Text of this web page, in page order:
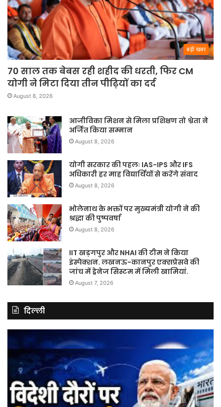
बड़ी खबर
70 साल तक बेबस रही शहीद की धरती, फिर CM
योगी ने मिटा दिया तीन पीढ़ियों का दर्द
August 8, 2026
आजीविका मिशन से मिला प्रशिक्षण तो श्वेता ने
अर्जित किया सम्मान
August 8, 2026
योगी सरकार की पहलः IAS-IPS और IFS
अधिकारी हर माह विद्यार्थियों से करेंगे संवाद
August 8, 2026
भोलेनाथ के भक्तों पर मुख्यमंत्री योगी ने की
श्रद्धा की पुष्पवर्षा
August 8, 2026
IIT खड़गपुर और NHAI की टीम ने किया
इंस्पेक्शन. लखनऊ-कानपुर एक्सप्रेसवे की
जांच में ड्रेनेज सिस्टम में मिली खामियां.
August 7, 2026
दिल्ली